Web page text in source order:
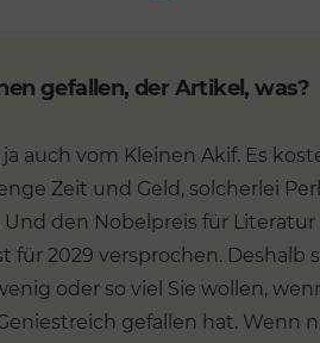
gefallen, der Artikel, was?
ja auch vom Kleinen Akif. Es
Zeit und Geld, solcherlei
den Nobelpreis für Literatur
für 2029 versprochen. Deshalb
oder so viel Sie wollen,
gefallen hat. Wenn